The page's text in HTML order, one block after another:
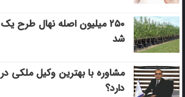
۲۵۰ میلیون اصله نهال طرح
شد
مشاوره با بهترین وکیل ملکی در
دارد؟